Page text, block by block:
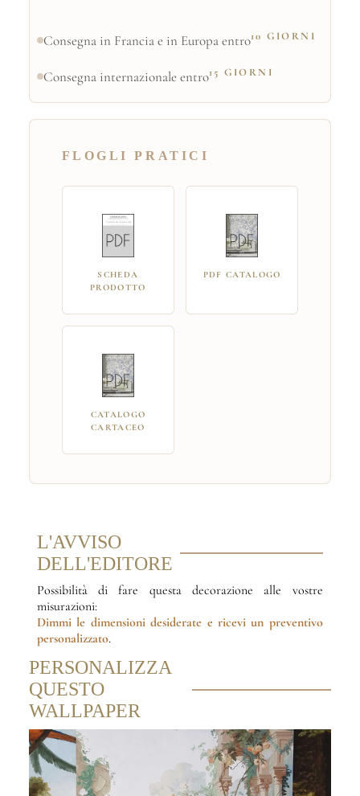
Consegna in Francia e in Europa entro10 GIORNI
Consegna internazionale entro15 GIORNI
FLOGLI PRATICI
SCHEDA
PRODOTTO
PDF CATALOGO
CATALOGO
CARTACEO
L'AVVISO
DELL'EDITORE
Possibilità di fare questa decorazione alle vostre
misurazioni:
Dimmi le dimensioni desiderate e ricevi un preventivo
personalizzato.
PERSONALIZZA
QUESTO
WALLPAPER